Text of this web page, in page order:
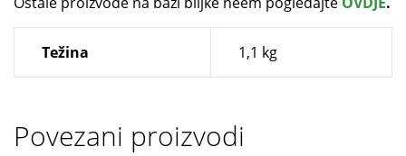
Težina 1,1 kg
Povezani proizvodi